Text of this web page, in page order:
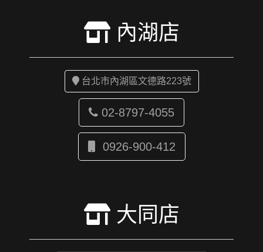
內湖店
台北市內湖區文德路223號
02-8797-4055
0926-900-412
大同店